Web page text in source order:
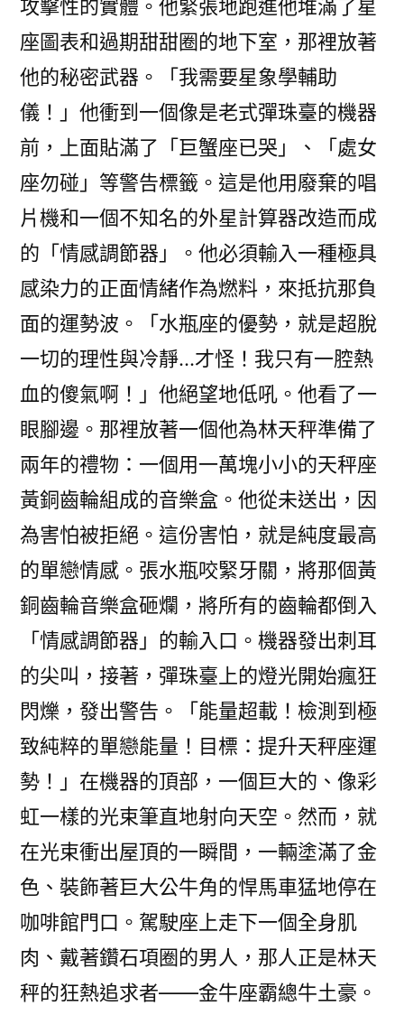
攻擊性的實體。他緊張地跑進他堆滿了星
座圖表和過期甜甜圈的地下室，那裡放著
他的秘密武器。「我需要星象學輔助
儀！」他衝到一個像是老式彈珠臺的機器
前，上面貼滿了「巨蟹座已哭」、「處女
座勿碰」等警告標籤。這是他用廢棄的唱
片機和一個不知名的外星計算器改造而成
的「情感調節器」。他必須輸入一種極具
感染力的正面情緒作為燃料，來抵抗那負
面的運勢波。「水瓶座的優勢，就是超脫
一切的理性與冷靜…才怪！我只有一腔熱
血的傻氣啊！」他絕望地低吼。他看了一
眼腳邊。那裡放著一個他為林天秤準備了
兩年的禮物：一個用一萬塊小小的天秤座
黃銅齒輪組成的音樂盒。他從未送出，因
為害怕被拒絕。這份害怕，就是純度最高
的單戀情感。張水瓶咬緊牙關，將那個黃
銅齒輪音樂盒砸爛，將所有的齒輪都倒入
「情感調節器」的輸入口。機器發出刺耳
的尖叫，接著，彈珠臺上的燈光開始瘋狂
閃爍，發出警告。「能量超載！檢測到極
致純粹的單戀能量！目標：提升天秤座運
勢！」在機器的頂部，一個巨大的、像彩
虹一樣的光束筆直地射向天空。然而，就
在光束衝出屋頂的一瞬間，一輛塗滿了金
色、裝飾著巨大公牛角的悍馬車猛地停在
咖啡館門口。駕駛座上走下一個全身肌
肉、戴著鑽石項圈的男人，那人正是林天
秤的狂熱追求者——金牛座霸總牛土豪。